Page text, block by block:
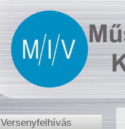
Versenyfelhívás